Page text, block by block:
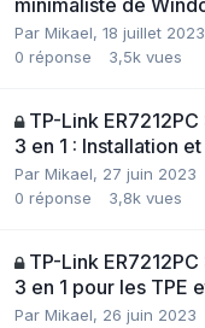
Par Mikael, 18 juillet 2023
0 réponse 3,5k vues
TP-Link
3 en 1 : Installation
Par Mikael, 27 juin 2023
0 réponse 3,8k vues
TP-Link
3 en 1 pour les TPE
Par Mikael, 26 juin 2023